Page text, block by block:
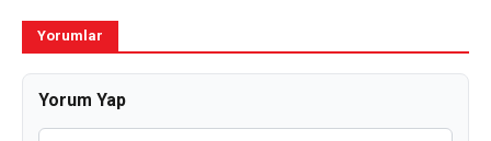
Yorumlar
Yorum Yap